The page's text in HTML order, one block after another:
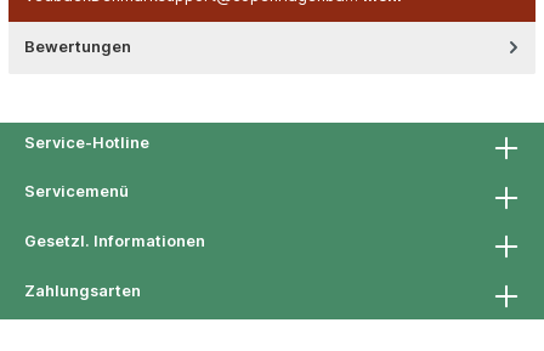
Bewertungen
Service-Hotline
Servicemenü
Gesetzl. Informationen
Zahlungsarten